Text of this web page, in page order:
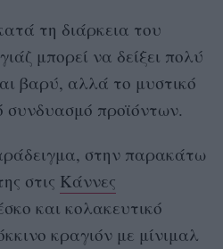
τη διάρκεια του
μπορεί να δείξει πολύ
βαρύ, αλλά το μυστικό
συνδυασμό προϊόντων.
στην παρακάτω
στις Κάννες
και κολακευτικό
κραγιόν με μίνιμαλ